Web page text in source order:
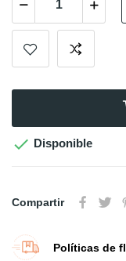
 Disponible
Compartir
Políticas de